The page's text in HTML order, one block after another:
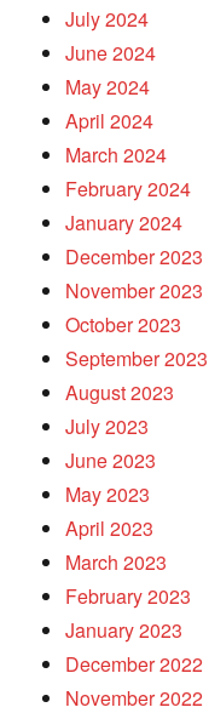
July 2024
June 2024
May 2024
April 2024
March 2024
February 2024
January 2024
December 2023
November 2023
October 2023
September 2023
August 2023
July 2023
June 2023
May 2023
April 2023
March 2023
February 2023
January 2023
December 2022
November 2022